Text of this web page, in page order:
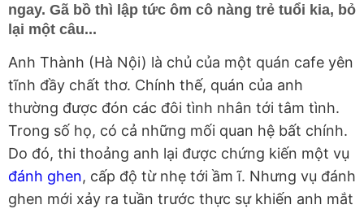
ngay. Gã bồ thì lập tức ôm cô nàng trẻ tuổi kia, bỏ
lại một câu...
Anh Thành (Hà Nội) là chủ của một quán cafe yên
tĩnh đầy chất thơ. Chính thế, quán của anh
thường được đón các đôi tình nhân tới tâm tình.
Trong số họ, có cả những mối quan hệ bất chính.
Do đó, thi thoảng anh lại được chứng kiến một vụ
đánh ghen, cấp độ từ nhẹ tới ầm ĩ. Nhưng vụ đánh
ghen mới xảy ra tuần trước thực sự khiến anh mắt